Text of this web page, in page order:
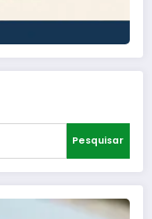
Pesquisar